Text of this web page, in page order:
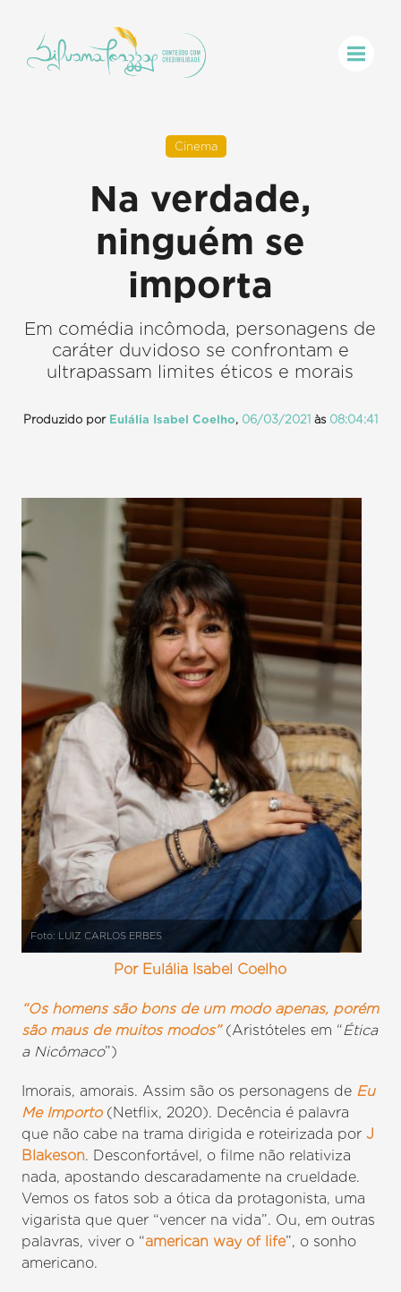
Cinema
Na verdade,
ninguém se
importa
Em comédia incômoda, personagens de
caráter duvidoso se confrontam e
ultrapassam limites éticos e morais
Produzido por Eulália Isabel Coelho, 06/03/2021às 08:04:41
Foto: LUIZ CARLOS ERBES
Por Eulália Isabel Coelho
“Os homens são bons de um modo apenas, porém
são maus de muitos modos” (Aristóteles em “Ética
a Nicômaco”)
Imorais, amorais. Assim são os personagens de Eu
Me Importo(Netflix, 2020). Decência é palavra
que não cabe na trama dirigida e roteirizada porJ
Blakeson. Desconfortável, o filme não relativiza
nada, apostando descaradamente na crueldade.
Vemos os fatos sob a ótica da protagonista, uma
vigarista que quer “vencer na vida”. Ou, em outras
palavras, viver o “american way of life”, o sonho
americano.